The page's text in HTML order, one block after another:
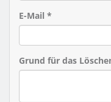
E-Mail *
Grund für das